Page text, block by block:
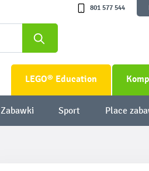
801 577 544
LEGO® Education
Zabawki Sport Place